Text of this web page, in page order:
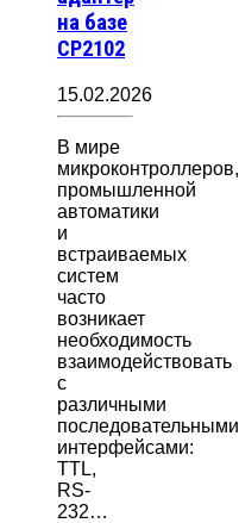
на базе
CP2102
15.02.2026
В мире
микроконтроллеров,
промышленной
автоматики
и
встраиваемых
систем
часто
возникает
необходимость
взаимодействовать
с
различными
последовательными
интерфейсами:
TTL,
RS-
232…